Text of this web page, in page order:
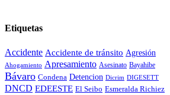
Etiquetas
Accidente Accidente de tránsito Agresión
Ahogamiento Apresamiento Asesinato Bayahibe
Bávaro Condena Detencion Dicrim DIGESETT
DNCD EDEESTE El Seibo Esmeralda Richiez